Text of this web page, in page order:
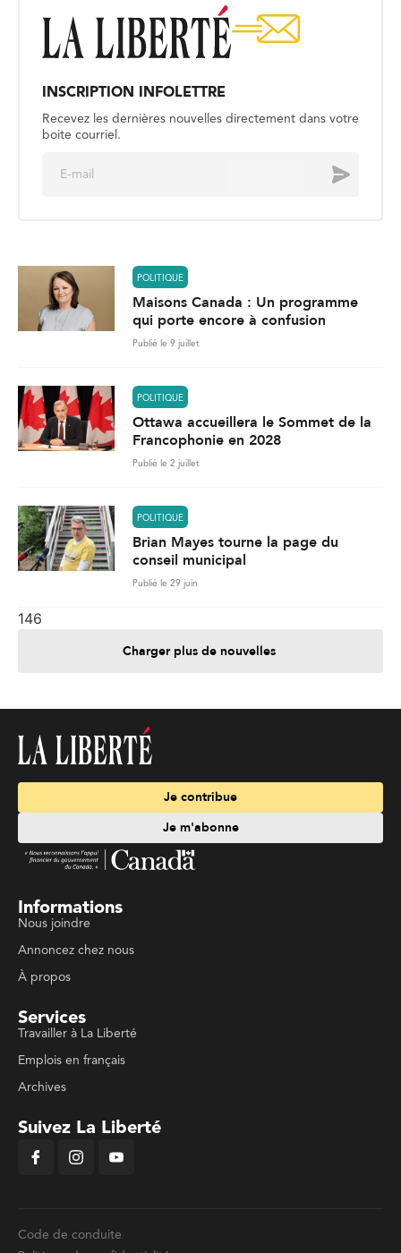
INSCRIPTION INFOLETTRE
Recevez les dernières nouvelles directement dans votre
boite courriel.
Envoyer
POLITIQUE
Maisons Canada : Un programme
qui porte encore à confusion
Publié le 9 juillet
POLITIQUE
Ottawa accueillera le Sommet de la
Francophonie en 2028
Publié le 2 juillet
POLITIQUE
Brian Mayes tourne la page du
conseil municipal
Publié le 29 juin
146
Charger plus de nouvelles
Je contribue
Je m'abonne
Informations
Nous joindre
Annoncez chez nous
À propos
Services
Travailler à La Liberté
Emplois en français
Archives
Suivez La Liberté
Code de conduite